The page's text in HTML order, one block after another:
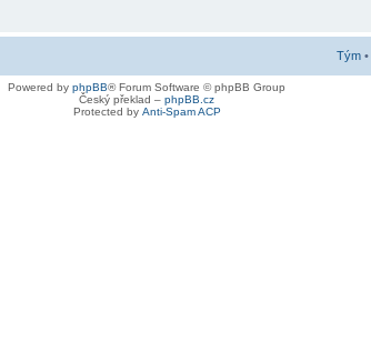
Tým•
Powered by phpBB® Forum Software © phpBB Group
Český překlad – phpBB.cz
Protected by Anti-Spam ACP